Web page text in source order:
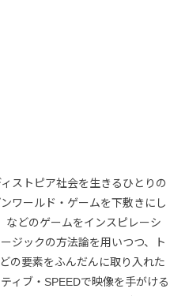
ストピア社会を生きるひとりの
ワールド・ゲームを下敷きにし
などのゲームをインスピレーシ
ジックの方法論を用いつつ、ト
の要素をふんだんに取り入れた
ィブ・SPEEDで映像を手がける